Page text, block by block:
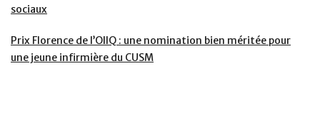
sociaux
Prix Florence de l’OIIQ : une nomination bien méritée pour
une jeune infirmière du CUSM